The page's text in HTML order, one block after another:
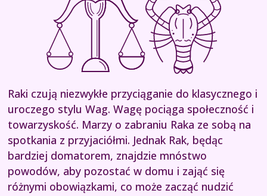
Raki czują niezwykłe przyciąganie do klasycznego i
uroczego stylu Wag. Wagę pociąga społeczność i
towarzyskość. Marzy o zabraniu Raka ze sobą na
spotkania z przyjaciółmi. Jednak Rak, będąc
bardziej domatorem, znajdzie mnóstwo
powodów, aby pozostać w domu i zająć się
różnymi obowiązkami, co może zacząć nudzić